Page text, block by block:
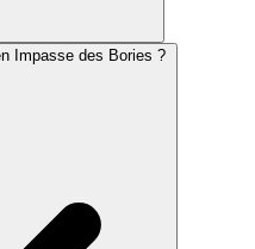
Impasse des Bories ?